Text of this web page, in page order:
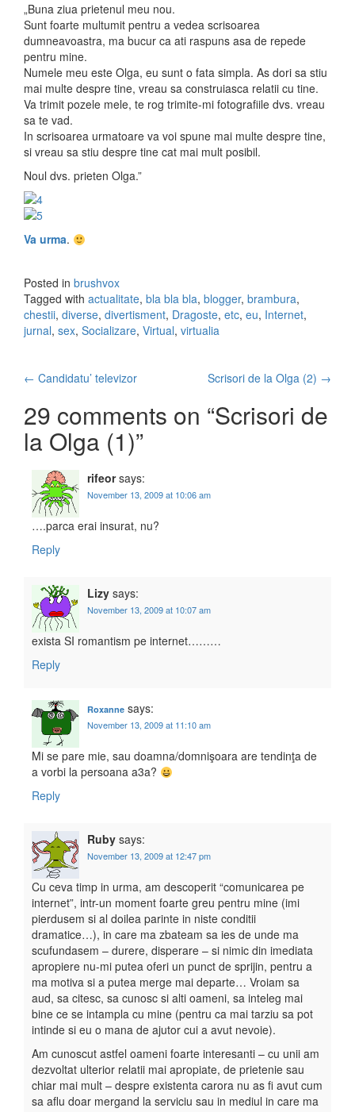
„Buna ziua prietenul meu nou.
Sunt foarte multumit pentru a vedea scrisoarea
dumneavoastra, ma bucur ca ati raspuns asa de repede
pentru mine.
Numele meu este Olga, eu sunt o fata simpla. As dori sa stiu
mai multe despre tine, vreau sa construiasca relatii cu tine.
Va trimit pozele mele, te rog trimite-mi fotografiile dvs. vreau
sa te vad.
In scrisoarea urmatoare va voi spune mai multe despre tine,
si vreau sa stiu despre tine cat mai mult posibil.
Noul dvs. prieten Olga.”
Va urma.
Posted in brushvox
Tagged with actualitate, bla bla bla, blogger, brambura,
chestii, diverse, divertisment, Dragoste, etc, eu, Internet,
jurnal, sex, Socializare, Virtual, virtualia
Post navigation
← Candidatu’ televizor Scrisori de la Olga (2) →
29 comments on “Scrisori de
la Olga (1)”
rifeor says:
November 13, 2009 at 10:06 am
….parca erai insurat, nu?
Reply
Lizy says:
November 13, 2009 at 10:07 am
exista SI romantism pe internet………
Reply
Roxanne says:
November 13, 2009 at 11:10 am
Mi se pare mie, sau doamna/domnişoara are tendinţa de
a vorbi la persoana a3a?
Reply
Ruby says:
November 13, 2009 at 12:47 pm
Cu ceva timp in urma, am descoperit “comunicarea pe
internet”, intr-un moment foarte greu pentru mine (imi
pierdusem si al doilea parinte in niste conditii
dramatice…), in care ma zbateam sa ies de unde ma
scufundasem – durere, disperare – si nimic din imediata
apropiere nu-mi putea oferi un punct de sprijin, pentru a
ma motiva si a putea merge mai departe… Vroiam sa
aud, sa citesc, sa cunosc si alti oameni, sa inteleg mai
bine ce se intampla cu mine (pentru ca mai tarziu sa pot
intinde si eu o mana de ajutor cui a avut nevoie).
Am cunoscut astfel oameni foarte interesanti – cu unii am
dezvoltat ulterior relatii mai apropiate, de prietenie sau
chiar mai mult – despre existenta carora nu as fi avut cum
sa aflu doar mergand la serviciu sau in mediul in care ma